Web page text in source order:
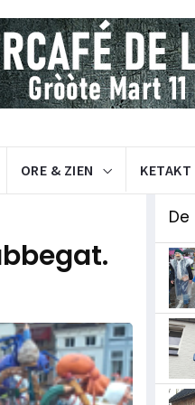
ORE & ZIEN KETAKT
De